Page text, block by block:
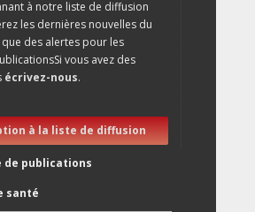
à notre liste de diffusion
les dernières nouvelles du
des alertes pour les
vous avez des
écrivez-nous.
à la liste de diffusion
de publications
santé